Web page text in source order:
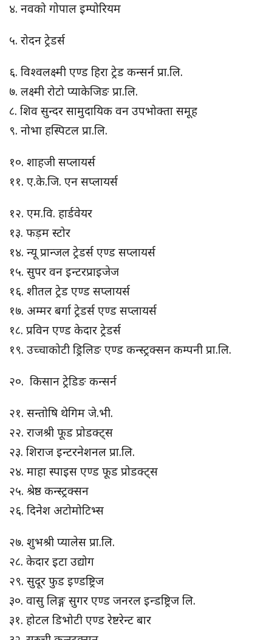
४. नवको गोपाल इम्पोरियम
५. रोदन ट्रेडर्स
६. विश्वलक्ष्मी एण्ड हिरा ट्रेड कन्सर्न प्रा.लि.
७. लक्ष्मी रोटो प्याकेजिङ प्रा.लि.
८. शिव सुन्दर सामुदायिक वन उपभोक्ता समूह
९. नोभा हस्पिटल प्रा.लि.
१०. शाहजी सप्लायर्स
११. ए.के.जि. एन सप्लायर्स
१२. एम.वि. हार्डवेयर
१३. फड़म स्टोर
१४. न्यू प्रान्जल ट्रेडर्स एण्ड सप्लायर्स
१५. सुपर वन इन्टरप्राइजेज
१६. शीतल ट्रेड एण्ड सप्लायर्स
१७. अम्मर बर्गा ट्रेडर्स एण्ड सप्लायर्स
१८. प्रविन एण्ड केदार ट्रेडर्स
१९. उच्चाकोटी ड्रिलिङ एण्ड कन्स्ट्रक्सन कम्पनी प्रा.लि.
२०. किसान ट्रेडिङ कन्सर्न
२१. सन्तोषि थेगिम जे.भी.
२२. राजश्री फूड प्रोडक्ट्स
२३. शिराज इन्टरनेशनल प्रा.लि.
२४. माहा स्पाइस एण्ड फूड प्रोडक्ट्स
२५. श्रेष्ठ कन्स्ट्रक्सन
२६. दिनेश अटोमोटिभ्स
२७. शुभश्री प्यालेस प्रा.लि.
२८. केदार इटा उद्योग
२९. सुदूर फुड इण्डष्ट्रिज
३०. वासु लिङ्ग सुगर एण्ड जनरल इन्डष्ट्रिज लि.
३१. होटल डिभोटी एण्ड रेष्टरेन्ट बार